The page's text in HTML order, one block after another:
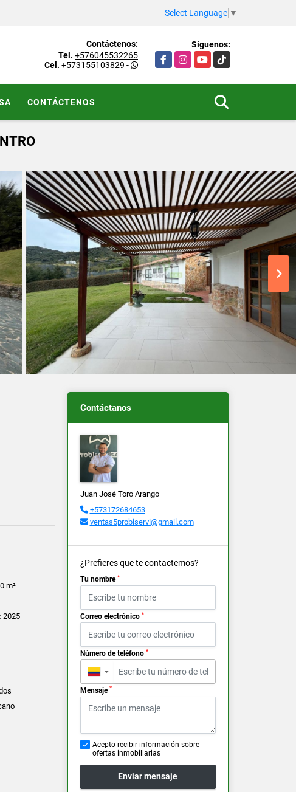
Select Language ▼
Contáctenos:
Tel. +576045532265
Cel. +573155103829 -
Síguenos:
FacebookInstagramYouTubeTikTok
CONTÁCTENOS
m²
2025
Contáctanos
Juan José Toro Arango
+573172684653
ventas5probiservi@gmail.com
¿Prefieres que te contactemos?
Tu nombre *
Correo electrónico *
Número de teléfono *
▼
Mensaje *
Acepto recibir información sobre
ofertas inmobiliarias
Enviar mensaje